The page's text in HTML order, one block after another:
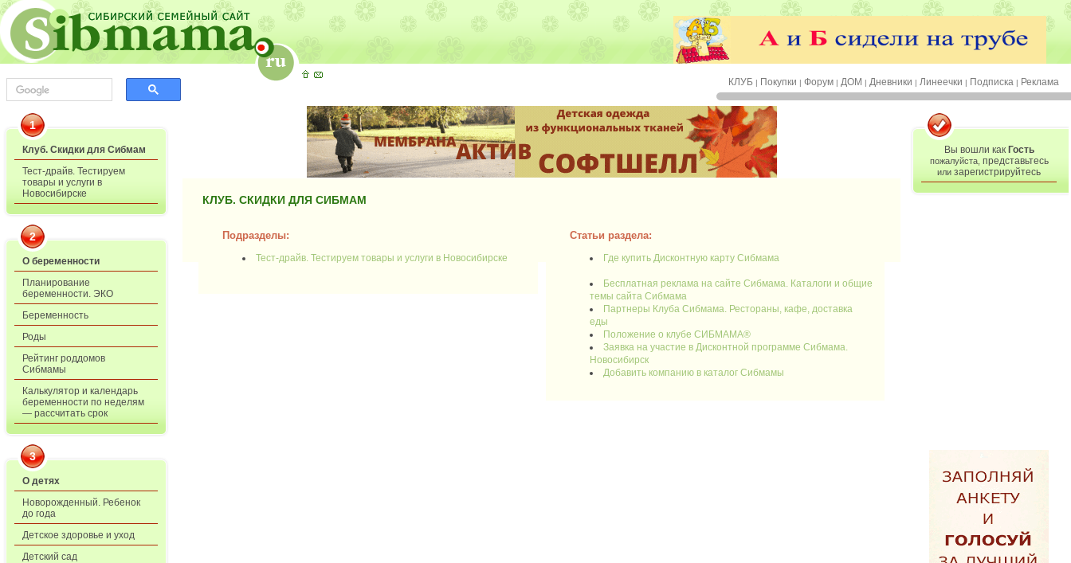
КЛУБ | Покупки | Форум | ДОМ | Дневники | Линеечки | Подписка | Реклама
1
Клуб. Скидки для Сибмам
Тест-драйв. Тестируем
товары и услуги в
Новосибирске
2
О беременности
Планирование
беременности. ЭКО
Беременность
Роды
Рейтинг роддомов
Сибмамы
Калькулятор и календарь
беременности по неделям
— рассчитать срок
3
О детях
Новорожденный. Ребенок
до года
Детское здоровье и уход
Детский сад
КЛУБ. СКИДКИ ДЛЯ СИБМАМ
Подразделы:
Тест-драйв. Тестируем товары и услуги в Новосибирске
Статьи раздела:
Где купить Дисконтную карту Сибмама
Бесплатная реклама на сайте Сибмама. Каталоги и общие
темы сайта Сибмама
Партнеры Клуба Сибмама. Рестораны, кафе, доставка
еды
Положение о клубе СИБМАМА®
Заявка на участие в Дисконтной программе Сибмама.
Новосибирск
Добавить компанию в каталог Сибмамы
Вы вошли как Гость
пожалуйста, представьтесь
или зарегистрируйтесь